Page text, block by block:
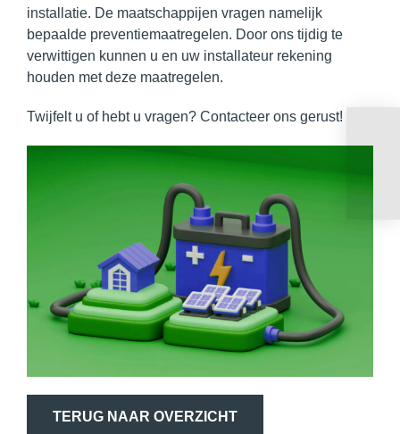
installatie. De maatschappijen vragen namelijk
bepaalde preventiemaatregelen. Door ons tijdig te
verwittigen kunnen u en uw installateur rekening
houden met deze maatregelen.
Twijfelt u of hebt u vragen? Contacteer ons gerust!
TERUG NAAR OVERZICHT